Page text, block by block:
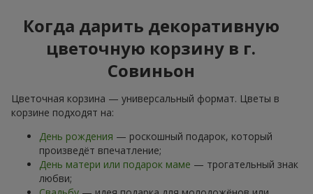
Когда дарить декоративную
цветочную корзину в г.
Совиньон
Цветочная корзина — универсальный формат. Цветы в
корзине подходят на:
День рождения — роскошный подарок, который
произведёт впечатление;
День матери или подарок маме — трогательный знак
любви;